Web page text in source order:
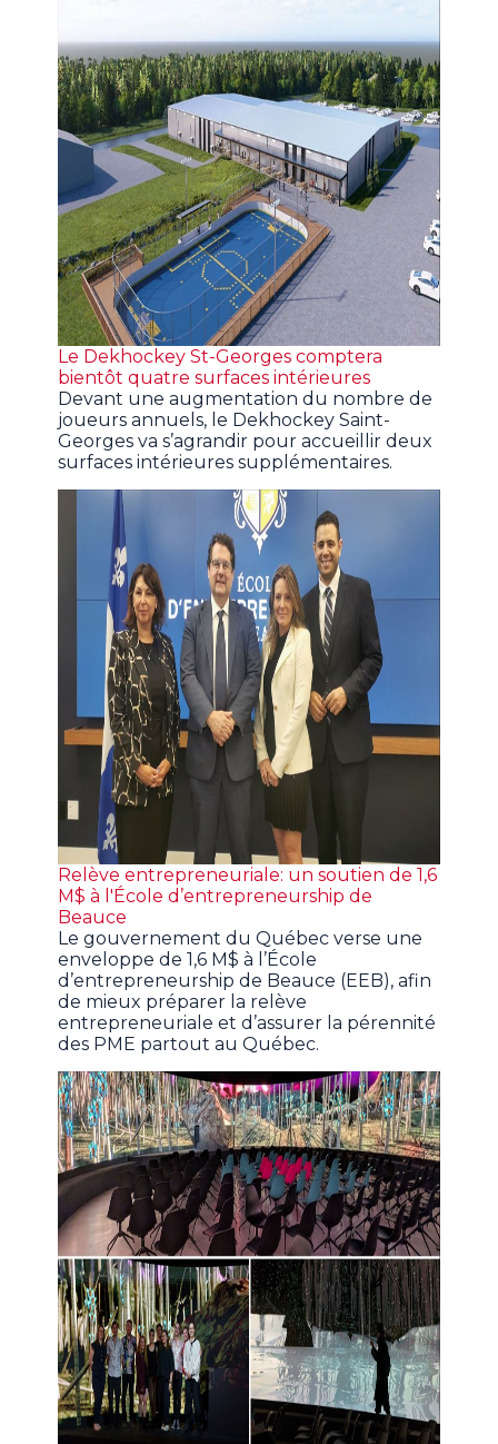
Le Dekhockey St-Georges comptera
bientôt quatre surfaces intérieures
Devant une augmentation du nombre de
joueurs annuels, le Dekhockey Saint-
Georges va s’agrandir pour accueillir deux
surfaces intérieures supplémentaires.
Relève entrepreneuriale: un soutien de 1,6
M$ à l'École d’entrepreneurship de
Beauce
Le gouvernement du Québec verse une
enveloppe de 1,6 M$ à l’École
d’entrepreneurship de Beauce (EEB), afin
de mieux préparer la relève
entrepreneuriale et d’assurer la pérennité
des PME partout au Québec.